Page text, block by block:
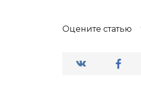
Оцените статью